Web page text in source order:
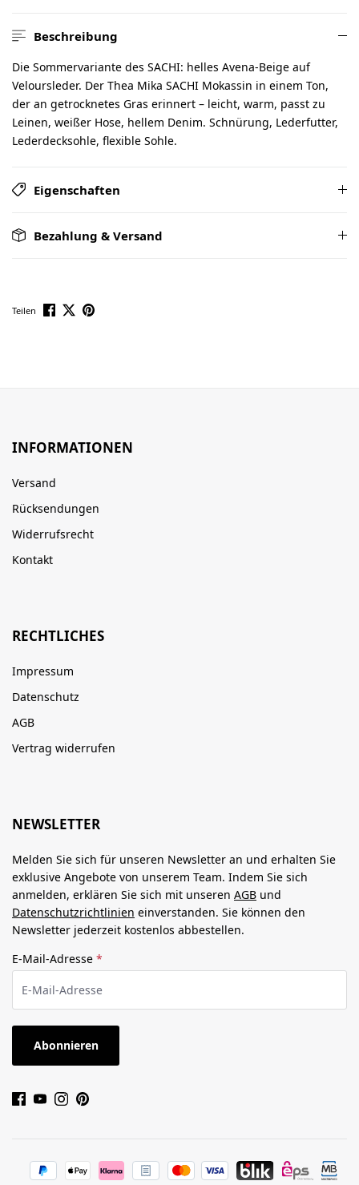
Beschreibung
Die Sommervariante des SACHI: helles Avena-Beige auf
Veloursleder. Der Thea Mika SACHI Mokassin in einem Ton,
der an getrocknetes Gras erinnert – leicht, warm, passt zu
Leinen, weißer Hose, hellem Denim. Schnürung, Lederfutter,
Lederdecksohle, flexible Sohle.
Eigenschaften
Bezahlung & Versand
Teilen
INFORMATIONEN
Versand
Rücksendungen
Widerrufsrecht
Kontakt
RECHTLICHES
Impressum
Datenschutz
AGB
Vertrag widerrufen
NEWSLETTER
Melden Sie sich für unseren Newsletter an und erhalten Sie
exklusive Angebote von unserem Team. Indem Sie sich
anmelden, erklären Sie sich mit unseren AGB und
Datenschutzrichtlinien einverstanden. Sie können den
Newsletter jederzeit kostenlos abbestellen.
E-Mail-Adresse *
Abonnieren